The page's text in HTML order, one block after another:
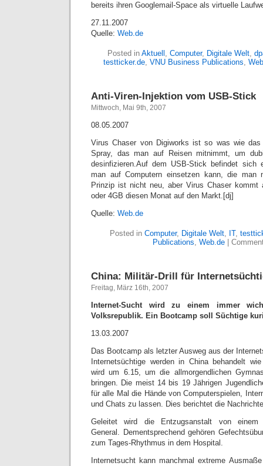
bereits ihren Googlemail-Space als virtuelle
27.11.2007
Quelle: Web.de
Posted in Aktuell , Computer, Digitale Welt,
testticker.de, VNU Business Publications,
Anti-Viren-Injektion vom USB-Stick
Mittwoch, Mai 9th, 2007
08.05.2007
Virus Chaser von Digiworks ist so was wie das
Spray, das man auf Reisen mitnimmt, um
desinfizieren.Auf dem USB-Stick befindet sich
man auf Computern einsetzen kann, die
Prinzip ist nicht neu, aber Virus Chaser kommt
oder 4GB diesen Monat auf den Markt.[dj]
Quelle: Web.de
Posted in Computer, Digitale Welt, IT,
Publications, Web.de|
China: Militär-Drill für
Freitag, März 16th, 2007
Internet-Sucht wird zu einem immer
Volksrepublik. Ein Bootcamp soll Süchtige
13.03.2007
Das Bootcamp als letzter Ausweg aus der
Internetsüchtige werden in China behandelt
wird um 6.15, um die allmorgendlichen
bringen. Die meist 14 bis 19 Jährigen
für alle Mal die Hände von Computerspielen,
und Chats zu lassen. Dies berichtet die
Geleitet wird die Entzugsanstalt von einem
General. Dementsprechend gehören
zum Tages-Rhythmus in dem Hospital.
Internetsucht kann manchmal extreme